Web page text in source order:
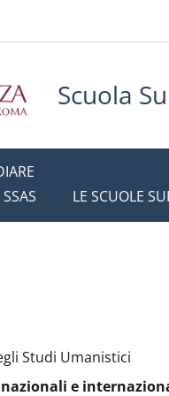
Scuola
LE SCUOLE
Studi Umanistici
nazionali e